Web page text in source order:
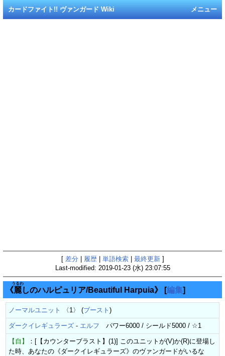
メニュー
カードファイト!! ヴァンガード Wiki
[ 差分 履歴| 単語検索| 最終更新]
Last-modified: 2019-01-23 (水) 23:07:55
《麗
うるわ
しのハルピュリア/Beautiful Harpuia》 [編集]
ノーマルユニット 〈1〉 (ブースト )
ダークイレギュラーズ - エルフ パワー6000 / シールド5000 / ☆1
【自】
：[【カウンターブラスト】(1)] このユニットが(V)か(R)に登場し
た時、あなたの《ダークイレギュラーズ》のヴァンガードがいるな